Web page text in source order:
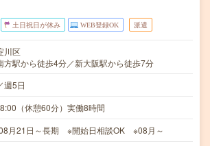
土日祝日が休み WEB登録OK 派遣
川区
方駅から徒歩4分／新大阪駅から徒歩7分
週5日
（休憩60分）実働8時間
月21日～長期 ※開始日相談OK ※08月～